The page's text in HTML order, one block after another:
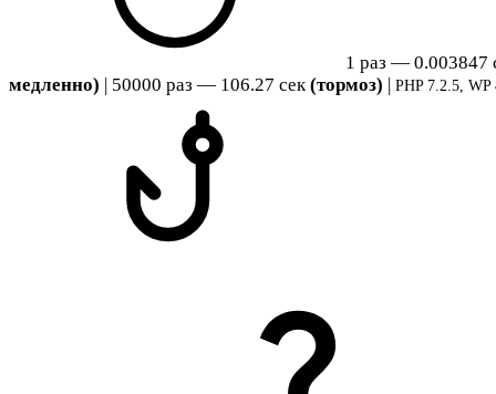
1 раз — 0.003847
медленно) | 50000 раз — 106.27 сек(тормоз) PHP 7.2.5, WP